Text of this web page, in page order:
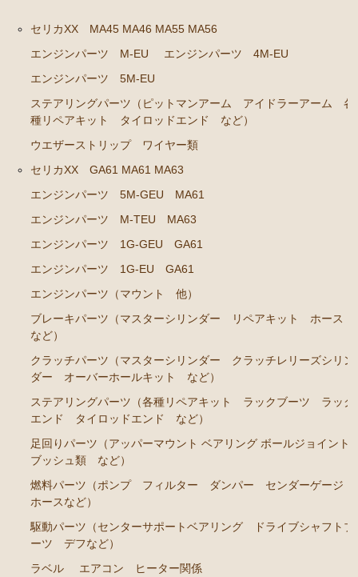
エンジンパーツ 6M-GEU MZ12
エンジンパーツ M-TEU MZ10
エンジンパーツ 1G-GEU GZ10
エンジンパーツ 1G-EU GZ10
エンジンパーツ 共通（マウント イグニッションコ
ト ホース など）
クラッチパーツ（マスターシリンダー クラッチレリ
ーズシリンダー オーバーホールキット など）
ステアリングパーツ（各種リペアキット ラックブー
ツ ラックエンド タイロッドエンド など）
足回りパーツ（アッパーマウント ベアリング ボー
ルジョイント ブッシュ類 など）
燃料パーツ（ポンプ フィルター ダンパー センダ
ーゲージ ホースなど）
駆動パーツ（センターサポートベアリング ドライブ
シャフトブーツ デフなど）
ウエザーストリップ ワイヤー類
ラベル
エアコン ヒーター関係
ソアラ GZ20 MZ20 MZ21
エンジンパーツ 7M-GTEU MZ20 MZ21
セリカXX MA45 MA46 MA55 MA56
エンジンパーツ M-EU
エンジンパーツ 4M-EU
エンジンパーツ 5M-EU
ステアリングパーツ（ピットマンアーム アイドラーアーム 各
種リペアキット タイロッドエンド など）
ウエザーストリップ ワイヤー類
セリカXX GA61 MA61 MA63
エンジンパーツ 5M-GEU MA61
エンジンパーツ M-TEU MA63
エンジンパーツ 1G-GEU GA61
エンジンパーツ 1G-EU GA61
エンジンパーツ（マウント 他）
ブレーキパーツ（マスターシリンダー リペアキット ホース
など）
クラッチパーツ（マスターシリンダー クラッチレリーズシリン
ダー オーバーホールキット など）
ステアリングパーツ（各種リペアキット ラックブーツ ラック
エンド タイロッドエンド など）
足回りパーツ（アッパーマウント ベアリング ボールジョイント
ブッシュ類 など）
燃料パーツ（ポンプ フィルター ダンパー センダーゲージ
ホースなど）
駆動パーツ（センターサポートベアリング ドライブシャフトブ
ーツ デフなど）
ラベル
エアコン ヒーター関係